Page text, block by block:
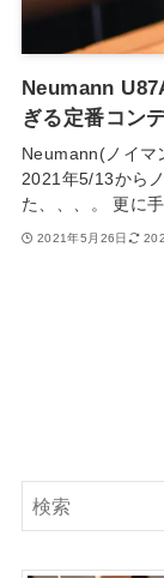
Neumann
ぎる定番コン
Neumann(ノイマ
2021年5/13から
た、、、。 更に
2021年5月26日